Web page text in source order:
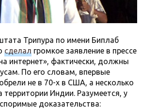
Трипура по имени Биплаб
сделал громкое заявление в прессе
интернет», фактически, должны
По его словам, впервые
не в 70-х в США, а несколько
территории Индии. Разумеется, у
доказательства: